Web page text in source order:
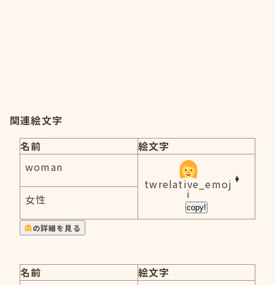
関連絵文字
名前
絵文字
woman
twrelative_emoj
i
copy!
女性
の詳細を見る
名前
絵文字